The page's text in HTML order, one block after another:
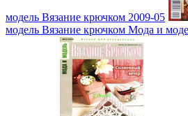
модель Вязание крючком 2009-05
модель Вязание крючком Мода и